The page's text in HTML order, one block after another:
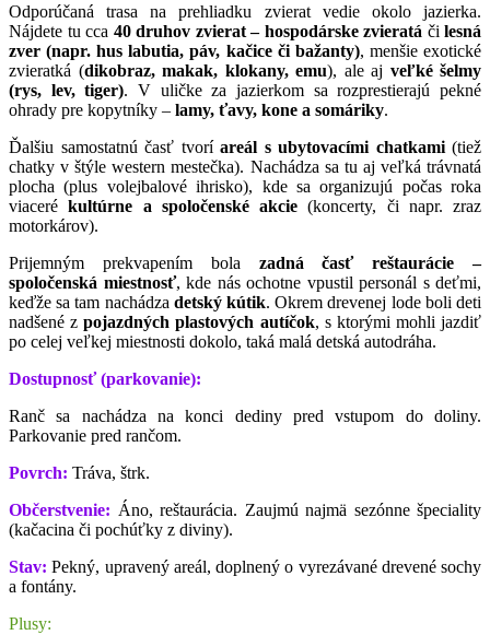
Odporúčaná trasa na prehliadku zvierat vedie okolo jazierka.
Nájdete tu cca 40 druhov zvierat – hospodárske zvieratá či lesná
zver (napr. hus labutia, páv, kačice či bažanty), menšie exotické
zvieratká (dikobraz, makak, klokany, emu), ale aj veľké šelmy
(rys, lev, tiger). V uličke za jazierkom sa rozprestierajú pekné
ohrady pre kopytníky – lamy, ťavy, kone a somáriky.
Ďalšiu samostatnú časť tvoríareál s ubytovacími chatkami(tiež
chatky v štýle western mestečka). Nachádza sa tu aj veľká trávnatá
plocha (plus volejbalové ihrisko), kde sa organizujú počas roka
viacerékultúrne a spoločenské akcie (koncerty, či napr. zraz
motorkárov).
Prijemným prekvapením bola zadná časť reštaurácie –
spoločenská miestnosť, kde nás ochotne vpustil personál s deťmi,
keďže sa tam nachádza detský kútik. Okrem drevenej lode boli deti
nadšené zpojazdných plastových autíčok, s ktorými mohli jazdiť
po celej veľkej miestnosti dokolo, taká malá detská autodráha.
Dostupnosť (parkovanie):
Ranč sa nachádza na konci dediny pred vstupom do doliny.
Parkovanie pred rančom.
Povrch: Tráva, štrk.
Občerstvenie: Áno, reštaurácia. Zaujmú najmä sezónne špeciality
(kačacina či pochúťky z diviny).
Stav: Pekný, upravený areál, doplnený o vyrezávané drevené sochy
a fontány.
Plusy: